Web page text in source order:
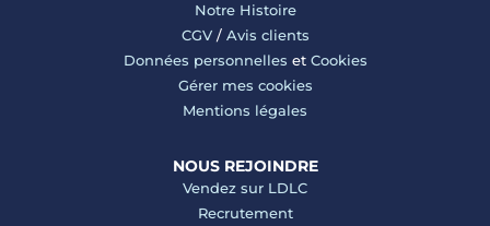
Notre Histoire
CGV/ Avis clients
Données personnelles et Cookies
Gérer mes cookies
Mentions légales
NOUS REJOINDRE
Vendez sur LDLC
Recrutement